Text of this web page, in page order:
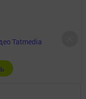
Tatmedia